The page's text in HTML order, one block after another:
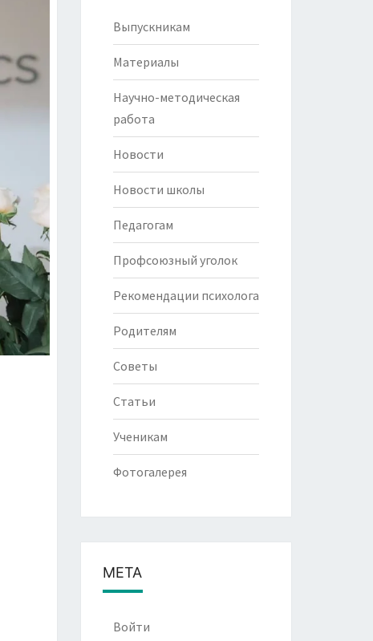
Выпускникам
Материалы
Научно-методическая
работа
Новости
Новости школы
Педагогам
Профсоюзный уголок
Рекомендации психолога
Родителям
Советы
Статьи
Ученикам
Фотогалерея
МЕТА
Войти